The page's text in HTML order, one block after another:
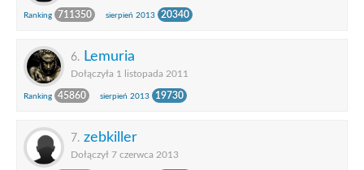
Ranking 711350 sierpień 2013 20340
6. Lemuria
Dołączyła 1 listopada 2011
Ranking 45860 sierpień 2013 19730
7. zebkiller
Dołączył 7 czerwca 2013